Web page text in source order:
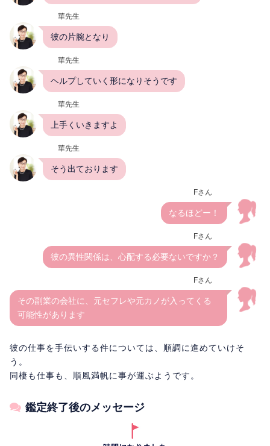
華先生
彼の片腕となり
華先生
ヘルプしていく形になりそうです
華先生
上手くいきますよ
華先生
そう出ております
Fさん
なるほどー！
Fさん
彼の異性関係は、心配する必要ないですか？
Fさん
その副業の会社に、元セフレや元カノが入ってくる
可能性があります
彼の仕事を手伝いする件については、順調に進めていけそ
う。
同棲も仕事も、順風満帆に事が運ぶようです。
鑑定終了後のメッセージ